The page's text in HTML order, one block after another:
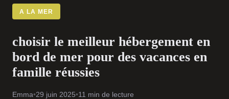
A LA MER
choisir le meilleur hébergement en
bord de mer pour des vacances en
famille réussies
Emma•29 juin 2025•11 min de lecture